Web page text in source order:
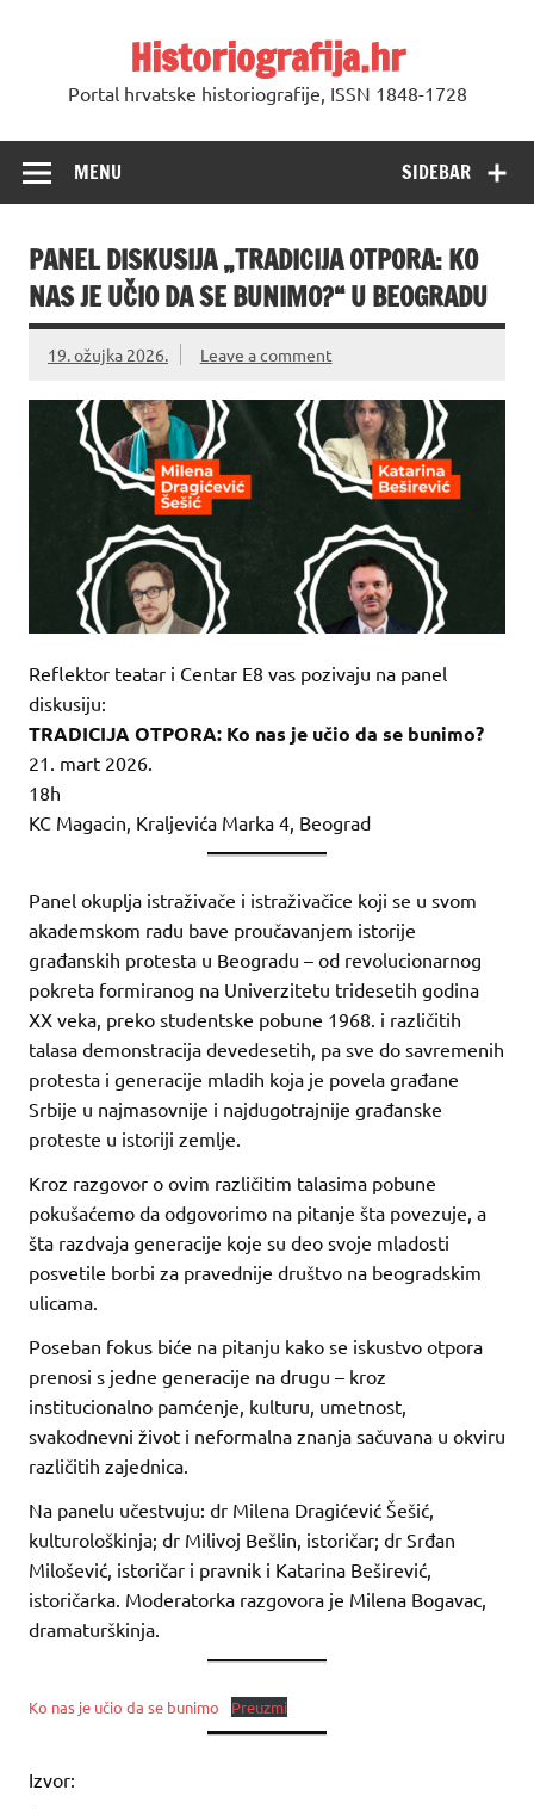
Historiografija.hr
Portal hrvatske historiografije, ISSN 1848-1728
SIDEBAR
MENU
PANEL DISKUSIJA „TRADICIJA OTPORA: KO
NAS JE UČIO DA SE BUNIMO?“ U BEOGRADU
19. ožujka 2026. Leave a comment
Reflektor teatar i Centar E8 vas pozivaju na panel
diskusiju:
TRADICIJA OTPORA: Ko nas je učio da se bunimo?
21. mart 2026.
18h
KC Magacin, Kraljevića Marka 4, Beograd
Panel okuplja istraživače i istraživačice koji se u svom
akademskom radu bave proučavanjem istorije
građanskih protesta u Beogradu – od revolucionarnog
pokreta formiranog na Univerzitetu tridesetih godina
XX veka, preko studentske pobune 1968. i različitih
talasa demonstracija devedesetih, pa sve do savremenih
protesta i generacije mladih koja je povela građane
Srbije u najmasovnije i najdugotrajnije građanske
proteste u istoriji zemlje.
Kroz razgovor o ovim različitim talasima pobune
pokušaćemo da odgovorimo na pitanje šta povezuje, a
šta razdvaja generacije koje su deo svoje mladosti
posvetile borbi za pravednije društvo na beogradskim
ulicama.
Poseban fokus biće na pitanju kako se iskustvo otpora
prenosi s jedne generacije na drugu – kroz
institucionalno pamćenje, kulturu, umetnost,
svakodnevni život i neformalna znanja sačuvana u okviru
različitih zajednica.
Na panelu učestvuju: dr Milena Dragićević Šešić,
kulturološkinja; dr Milivoj Bešlin, istoričar; dr Srđan
Milošević, istoričar i pravnik i Katarina Beširević,
istoričarka. Moderatorka razgovora je Milena Bogavac,
dramaturškinja.
Ko nas je učio da se bunimo Preuzmi
Izvor: